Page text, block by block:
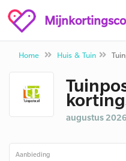
Home Huis & Tuin
augustus 2026
Aanbieding